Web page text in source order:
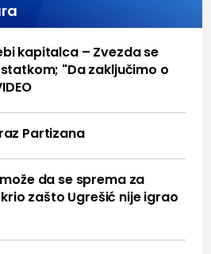
kapitalca – Zvezda se
"Da zaključimo o
Partizana
da se sprema za
zašto Ugrešić nije igrao